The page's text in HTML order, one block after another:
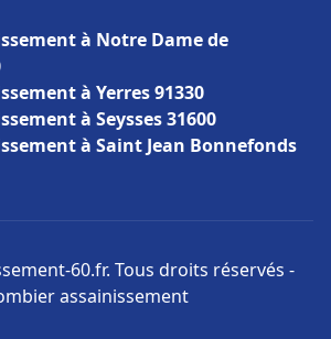
à Notre Dame de
à Yerres 91330
à Seysses 31600
à Saint Jean Bonnefonds
60.fr. Tous droits réservés -
assainissement